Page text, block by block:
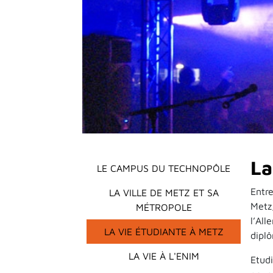
Main menu
LE CAMPUS DU TECHNOPÔLE
LA VILLE DE METZ ET SA
MÉTROPOLE
LA VIE ÉTUDIANTE À METZ
LA VIE À L'ENIM